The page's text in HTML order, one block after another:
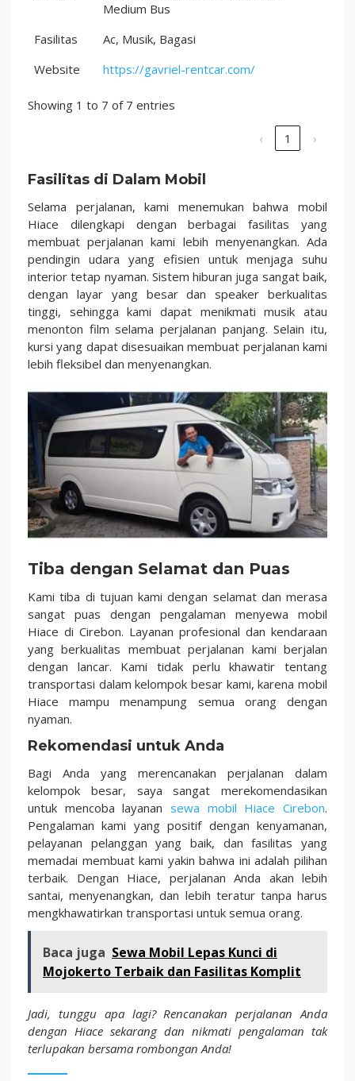
Medium Bus
Fasilitas
Ac, Musik, Bagasi
Website
https://gavriel-rentcar.com/
Showing 1 to 7 of 7 entries
‹ 1 ›
Fasilitas di Dalam Mobil
Selama perjalanan, kami menemukan bahwa mobil
Hiace dilengkapi dengan berbagai fasilitas yang
membuat perjalanan kami lebih menyenangkan. Ada
pendingin udara yang efisien untuk menjaga suhu
interior tetap nyaman. Sistem hiburan juga sangat baik,
dengan layar yang besar dan speaker berkualitas
tinggi, sehingga kami dapat menikmati musik atau
menonton film selama perjalanan panjang. Selain itu,
kursi yang dapat disesuaikan membuat perjalanan kami
lebih fleksibel dan menyenangkan.
Tiba dengan Selamat dan Puas
Kami tiba di tujuan kami dengan selamat dan merasa
sangat puas dengan pengalaman menyewa mobil
Hiace di Cirebon. Layanan profesional dan kendaraan
yang berkualitas membuat perjalanan kami berjalan
dengan lancar. Kami tidak perlu khawatir tentang
transportasi dalam kelompok besar kami, karena mobil
Hiace mampu menampung semua orang dengan
nyaman.
Rekomendasi untuk Anda
Bagi Anda yang merencanakan perjalanan dalam
kelompok besar, saya sangat merekomendasikan
untuk mencoba layanan sewa mobil Hiace Cirebon.
Pengalaman kami yang positif dengan kenyamanan,
pelayanan pelanggan yang baik, dan fasilitas yang
memadai membuat kami yakin bahwa ini adalah pilihan
terbaik. Dengan Hiace, perjalanan Anda akan lebih
santai, menyenangkan, dan lebih teratur tanpa harus
mengkhawatirkan transportasi untuk semua orang.
Baca juga Sewa Mobil Lepas Kunci di
Mojokerto Terbaik dan Fasilitas Komplit
Jadi, tunggu apa lagi? Rencanakan perjalanan Anda
dengan Hiace sekarang dan nikmati pengalaman tak
terlupakan bersama rombongan Anda!